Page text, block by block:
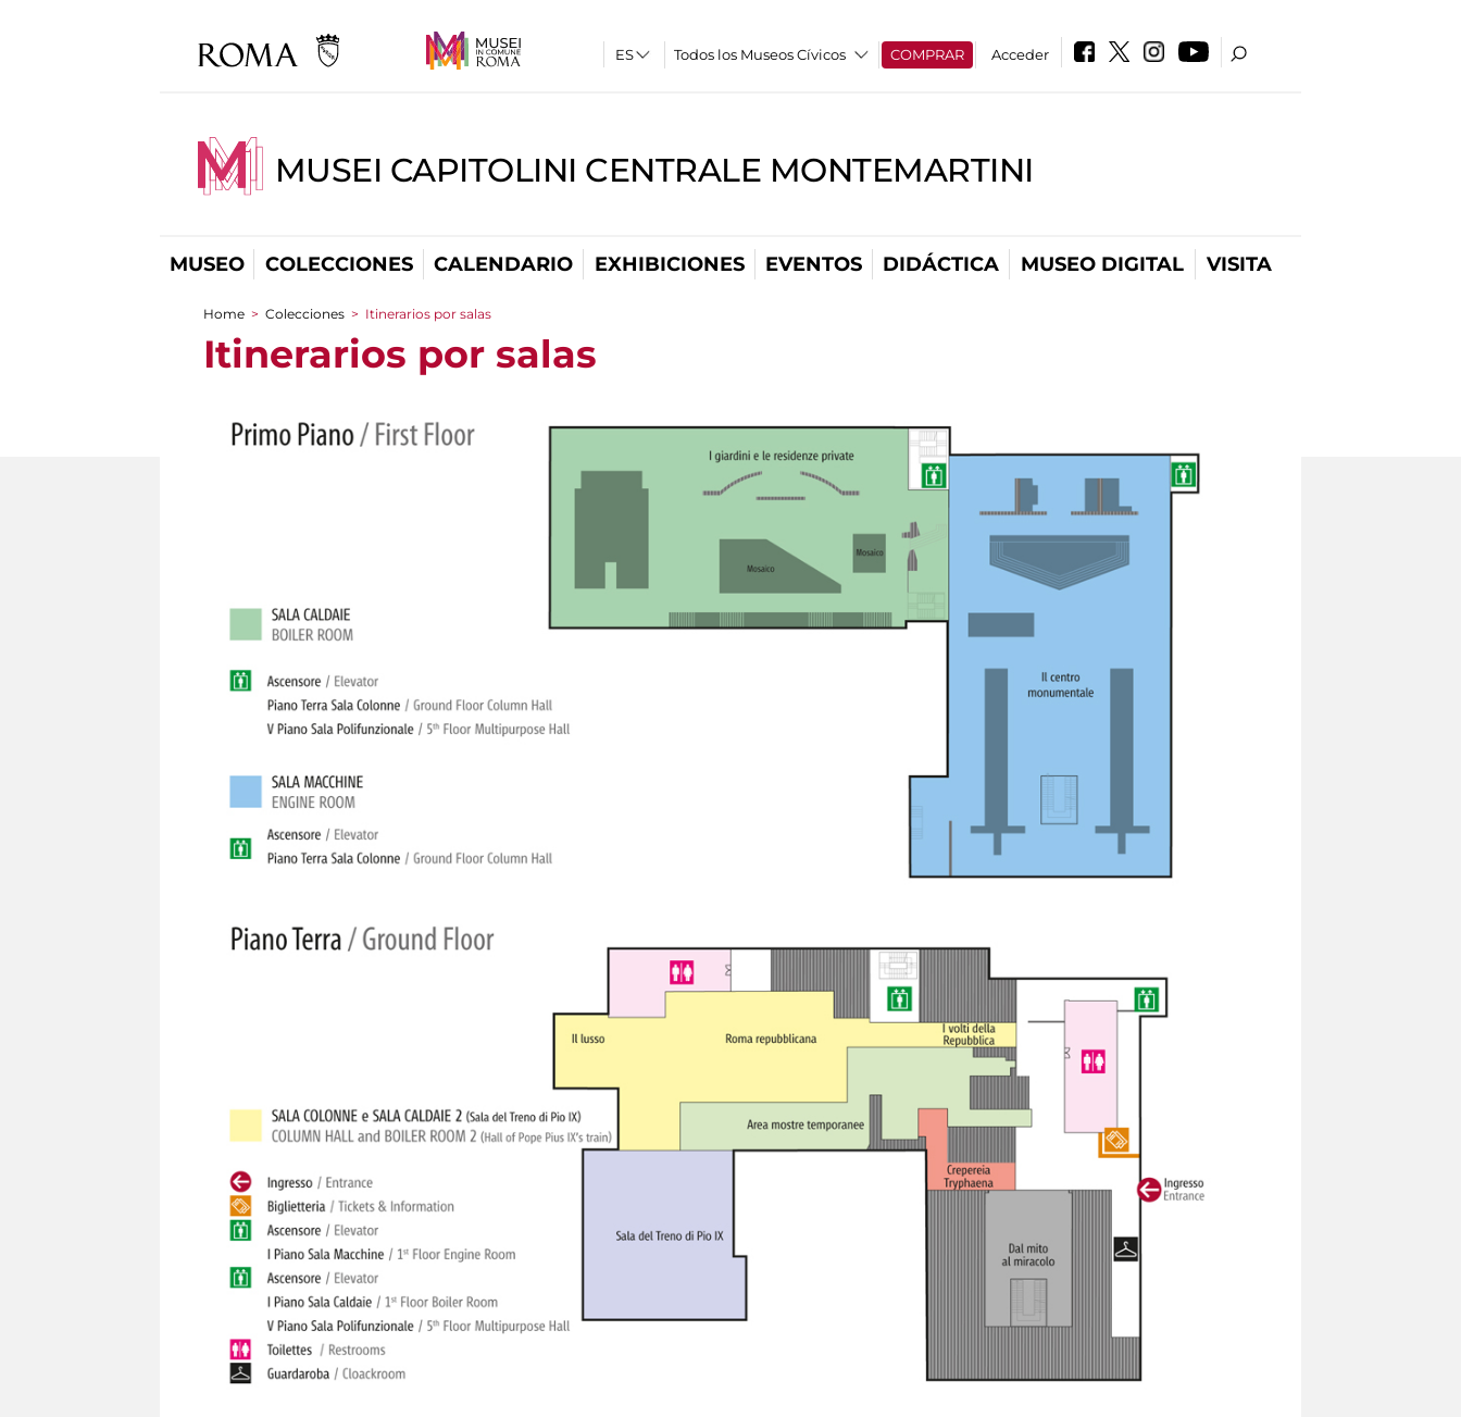
Todos los Museos Cívicos COMPRAR Acceder
MUSEI CAPITOLINI CENTRALE MONTEMARTINI
MUSEO COLECCIONES CALENDARIO EXHIBICIONES EVENTOS DIDÁCTICA MUSEO DIGITAL VISITA
You are here
Home > Colecciones > Itinerarios por salas
Itinerarios por salas